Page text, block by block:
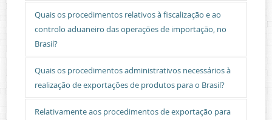
Quais os procedimentos relativos à fiscalização e ao
controlo aduaneiro das operações de importação, no
Brasil?
Quais os procedimentos administrativos necessários à
realização de exportações de produtos para o Brasil?
Relativamente aos procedimentos de exportação para